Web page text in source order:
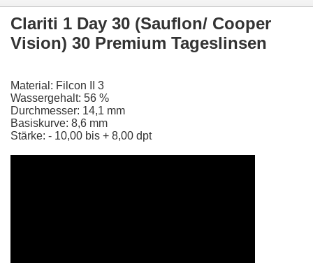
Clariti 1 Day 30 (Sauflon/ Cooper
Vision) 30 Premium Tageslinsen
Material: Filcon II 3
Wassergehalt: 56 %
Durchmesser: 14,1 mm
Basiskurve: 8,6 mm
Stärke: - 10,00 bis + 8,00 dpt